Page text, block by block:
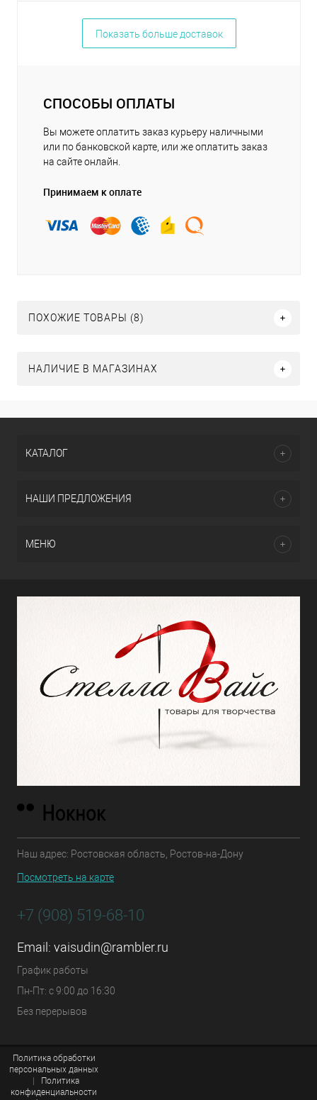
Показать больше доставок
СПОСОБЫ ОПЛАТЫ
Вы можете оплатить заказ курьеру наличными
или по банковской карте, или же оплатить заказ
на сайте онлайн.
Принимаем к оплате
ПОХОЖИЕ ТОВАРЫ (8)
НАЛИЧИЕ В МАГАЗИНАХ
КАТАЛОГ
НАШИ ПРЕДЛОЖЕНИЯ
МЕНЮ
Наш адрес: Ростовская область, Ростов-на-Дону
Посмотреть на карте
+7 (908) 519-68-10
Email: vaisudin@rambler.ru
График работы
Пн-Пт: с 9:00 до 16:30
Без перерывов
Политика обработки
персональных данных
Политика
конфиденциальности